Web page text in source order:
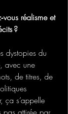
réalisme et
?
dystopies du
avec une
de titres, de
ça s’appelle